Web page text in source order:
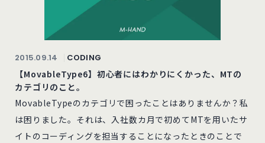
2015.09.14 CODING
【MovableType6】初心者にはわかりにくかった、MTの
カテゴリのこと。
MovableTypeのカテゴリで困ったことはありませんか？私
は困りました。それは、入社数カ月で初めてMTを用いたサ
イトのコーディングを担当することになったときのことで